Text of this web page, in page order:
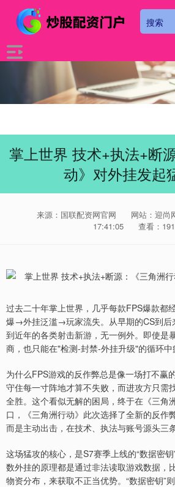
掌上世界 技术+执法+断
动》对外挂发起
来源：国联配资网官网 网站：迎尚
17:41:05
查看：191
过去二十年掌上世界，几乎每款FPS爆款都
爆→外挂泛滥→玩家流失。从早期的CS到后
到近年的各类射击新游，无一例外。即使是
商，也只能在"检测-封禁-外挂升级"的循环中
为什么FPS游戏的反作弊总是像一场打不赢
守住每一寸阵地才算不失败，而进攻方只需
全胜。这个看似无解的困局，终于在《三角
口，《三角洲行动》此次选择了全新的反作
而是主动出击，在技术、执法与账号源头三
这场猛攻的核心，是S7赛季上线的“数据密
数外挂的原理都是通过非法读取游戏数据，
物资分布，来获取不正当优势。“数据密钥”